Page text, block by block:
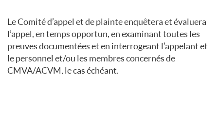
Le Comité d’appel et de plainte enquêtera et évaluera
l’appel, en temps opportun, en examinant toutes les
preuves documentées et en interrogeant l’appelant et
le personnel et/ou les membres concernés de
CMVA/ACVM, le cas échéant.